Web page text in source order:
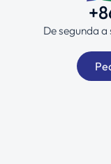
De segunda